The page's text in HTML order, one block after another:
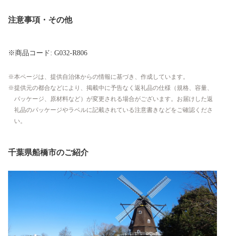
注意事項・その他
※商品コード: G032-R806
本ページは、提供自治体からの情報に基づき、作成しています。
提供元の都合などにより、掲載中に予告なく返礼品の仕様（規格、容量、
パッケージ、原材料など）が変更される場合がございます。お届けした返
礼品のパッケージやラベルに記載されている注意書きなどをご確認くださ
い。
千葉県船橋市のご紹介